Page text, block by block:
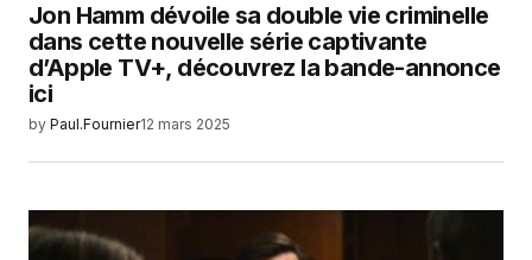
Jon Hamm dévoile sa double vie criminelle
dans cette nouvelle série captivante
d’Apple TV+, découvrez la bande-annonce
ici
by Paul.Fournier12 mars 2025